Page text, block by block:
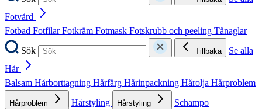
Fotvård
Fotbad FotfilarFotkräm Fotmask Fotskrubb och peeling Tånaglar
Sök
Tillbaka
Se alla
Hår
Balsam Hårborttagning Hårfärg Hårinpackning Hårolja Hårproblem
Hårproblem Hårstyling Hårstyling
Schampo